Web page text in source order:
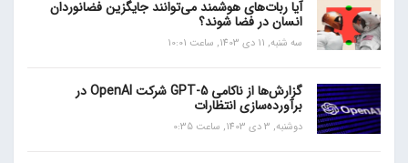
آیا ربات‌های هوشمند می‌توانند جایگزین فضانوردان
انسان در فضا شوند؟
سه شنبه, 11 دی 1403, ساعت 10:01
گزارش‌ها از ناکامی GPT-5 شرکت OpenAI در
برآورده‌سازی انتظارات
دوشنبه, 3 دی 1403, ساعت 0:35